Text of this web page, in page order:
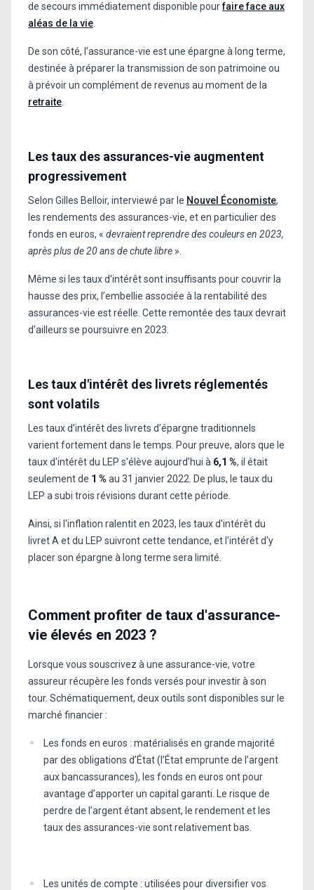
de secours immédiatement disponible pourfaire face aux
aléas de la vie
De son côté, l’assurance-vie est une épargne à long terme,
destinée à préparer la transmission de son patrimoine ou
à prévoir un complément de revenus au moment de la
retraite
Les taux des assurances-vie augmentent
progressivement
Selon Gilles Belloir, interviewé par le Nouvel Économiste,
les rendements des assurances-vie, et en particulier des
fonds en euros, « devraient reprendre des couleurs en 2023,
après plus de 20 ans de chute libre ».
Même si les taux d'intérêt sont insuffisants pour couvrir la
hausse des prix, l’embellie associée à la rentabilité des
assurances-vie est réelle. Cette remontée des taux devrait
d'ailleurs se poursuivre en 2023.
Les taux d'intérêt des livrets réglementés
sont volatils
Les taux d’intérêt des livrets d’épargne traditionnels
varient fortement dans le temps. Pour preuve, alors que le
taux d'intérêt du LEP s'élève aujourd’hui à 6,1 %, il était
seulement de 1 % au 31 janvier 2022. De plus, le taux du
LEP a subi trois révisions durant cette période.
Ainsi, si l'inflation ralentit en 2023, les taux d'intérêt du
livret A et du LEP suivront cette tendance, et l'intérêt d'y
placer son épargne à long terme sera limité.
Comment profiter de taux d'assurance-
vie élevés en 2023 ?
Lorsque vous souscrivez à une assurance-vie, votre
assureur récupère les fonds versés pour investir à son
tour. Schématiquement, deux outils sont disponibles sur le
marché financier :
Les fonds en euros : matérialisés en grande majorité
par des obligations d’État (l’État emprunte de l’argent
aux bancassurances), les fonds en euros ont pour
avantage d’apporter un capital garanti. Le risque de
perdre de l’argent étant absent, le rendement et les
taux des assurances-vie sont relativement bas.
Les unités de compte : utilisées pour diversifier vos